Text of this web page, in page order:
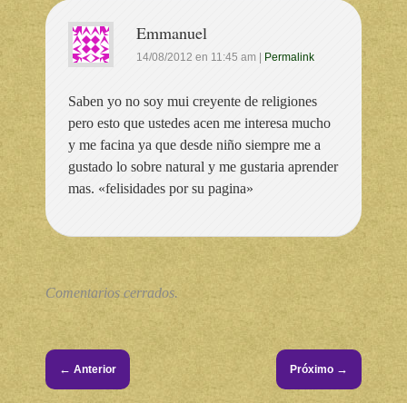
Emmanuel
14/08/2012 en 11:45 am Permalink
Saben yo no soy mui creyente de religiones
pero esto que ustedes acen me interesa mucho
y me facina ya que desde niño siempre me a
gustado lo sobre natural y me gustaria aprender
mas. «felisidades por su pagina»
Comentarios cerrados.
← Anterior Próximo →